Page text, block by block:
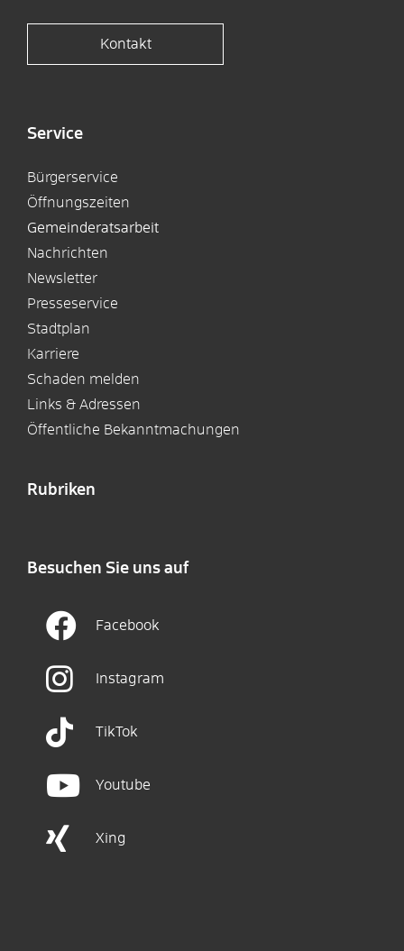
Kontakt
Service
Bürgerservice
Öffnungszeiten
Gemeinderatsarbeit
Nachrichten
Newsletter
Presseservice
Stadtplan
Karriere
Schaden melden
Links & Adressen
Öffentliche Bekanntmachungen
Rubriken
Besuchen Sie uns auf
Facebook
Instagram
TikTok
Youtube
Xing